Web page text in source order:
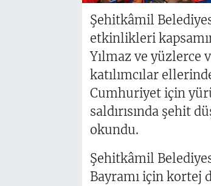
Şehitkâmil
etkinlikleri
Yılmaz ve yüzlerce
katılımcılar
Cumhuriyet için
saldırısında şehit
okundu.
Şehitkâmil
Bayramı için kortej